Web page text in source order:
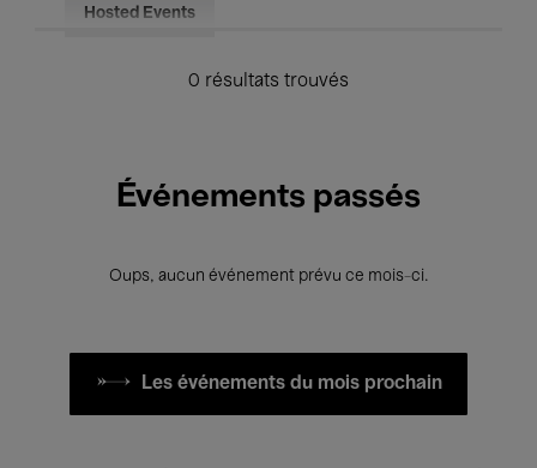
Hosted Events
0 résultats trouvés
Événements passés
Oups, aucun événement prévu ce mois-ci.
Les événements du mois prochain